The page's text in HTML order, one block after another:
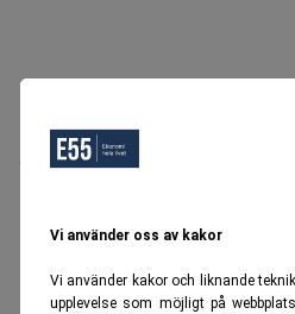
Vi använder oss av kakor
Vi använder kakor och liknande
upplevelse som möjligt på
Oops, Ett fel inträffade.